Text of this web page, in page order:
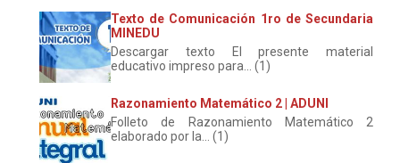
Texto de Comunicación 1ro de Secundaria
MINEDU
Descargar texto El presente material
educativo impreso para... (1)
Razonamiento Matemático 2 | ADUNI
Folleto de Razonamiento Matemático 2
elaborado por la... (1)